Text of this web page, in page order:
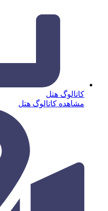
کاتالوگ هتل
مشاهده کاتالوگ هتل